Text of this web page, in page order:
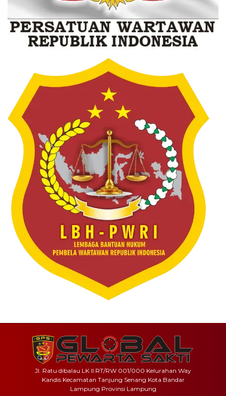
Jl. Ratu dibalau LK II RT/RW 001/000 Kelurahan Way
Kandis Kecamatan Tanjung Senang Kota Bandar
Lampung Provinsi Lampung